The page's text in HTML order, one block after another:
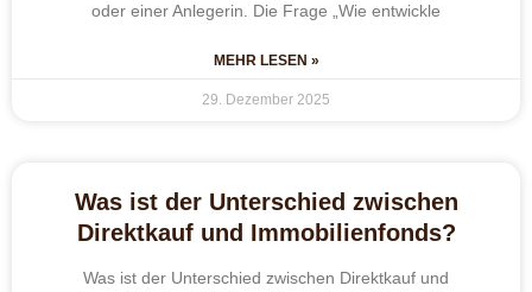
oder einer Anlegerin. Die Frage „Wie entwickle
MEHR LESEN »
29. Dezember 2025
Was ist der Unterschied zwischen
Direktkauf und Immobilienfonds?
Was ist der Unterschied zwischen Direktkauf und